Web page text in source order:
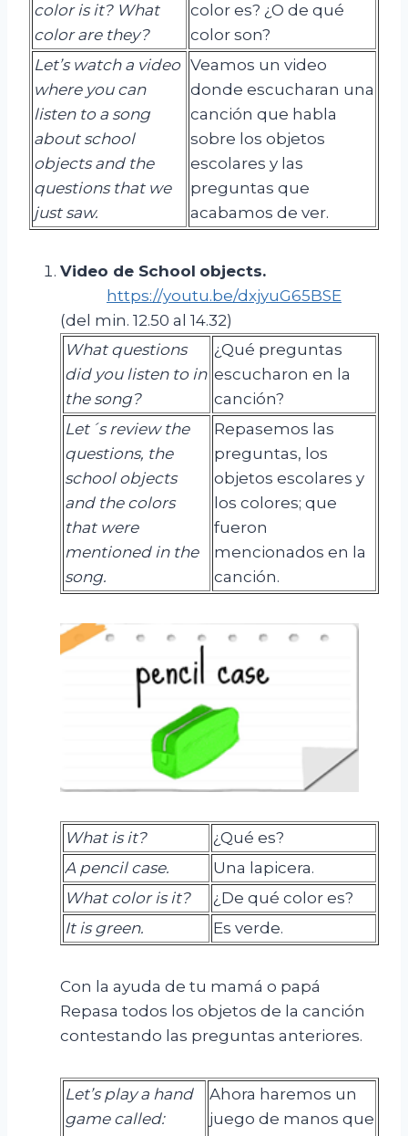
color is it? What
color are they?
color es? ¿O de qué
color son?
Let’s watch a video
where you can
listen to a song
about school
objects and the
questions that we
just saw.
Veamos un video
donde escucharan una
canción que habla
sobre los objetos
escolares y las
preguntas que
acabamos de ver.
Video de School objects.
https://youtu.be/dxjyuG65BSE
(del min. 12.50 al 14.32)
What questions
did you listen to in
the song?
¿Qué preguntas
escucharon en la
canción?
Let´s review the
questions, the
school objects
and the colors
that were
mentioned in the
song.
Repasemos las
preguntas, los
objetos escolares y
los colores; que
fueron
mencionados en la
canción.
What is it?
¿Qué es?
A pencilcase.
Una lapicera.
Whatcoloris it?
¿De qué color es?
It is green. Es verde.
Con la ayuda de tu mamá o papá
Repasa todos los objetos de la canción
contestando las preguntas anteriores.
Let’s play a hand
game called:
Ahora haremos un
juego de manos que